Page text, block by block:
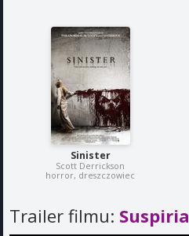
Sinister
Scott Derrickson
horror, dreszczowiec
Trailer filmu: Suspiria